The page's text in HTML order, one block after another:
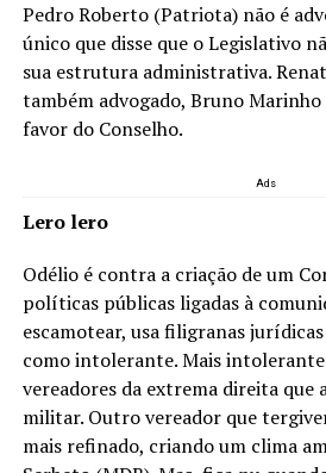
Pedro Roberto (Patriota) não é
único que disse que o Legislativo
sua estrutura administrativa.
também advogado, Bruno
favor do Conselho.
Ads
Lero lero
Odélio é contra a criação de um
políticas públicas ligadas à
escamotear, usa filigranas
como intolerante. Mais intolerante
vereadores da extrema direita que
militar. Outro vereador que
mais refinado, criando um clima